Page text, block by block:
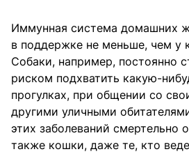
Иммунная система домашних
в поддержке не меньше, чем у
Собаки, например, постоянно
риском подхватить какую-
прогулках, при общении со
другими уличными
этих заболеваний смертельно
также кошки, даже те, кто